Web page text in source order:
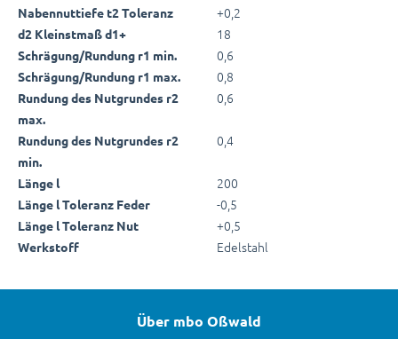
Nabennuttiefe t2 Toleranz +0,2
d2 Kleinstmaß d1+ 18
Schrägung/Rundung r1 min. 0,6
Schrägung/Rundung r1 max. 0,8
Rundung des Nutgrundes r2
max.
0,6
Rundung des Nutgrundes r2
min.
0,4
Länge l 200
Länge l Toleranz Feder -0,5
Länge l Toleranz Nut +0,5
Werkstoff Edelstahl
Über mbo Oßwald